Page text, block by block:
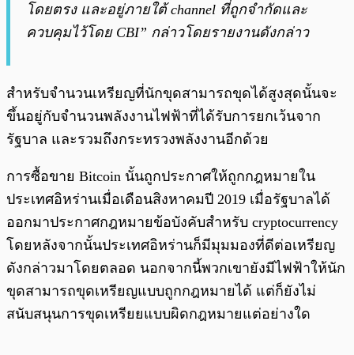
โดยตรง และอยู่ภายใต้ channel ที่ถูกจำกัดและ
ควบคุมไว้โดย CBI” กล่าวโดยรายงานดังกล่าว
สำหรับจำนวนเหรียญที่นักขุดสามารถขุดได้สูงสุดนั้นจะ
ขึ้นอยู่กับจำนวนพลังงานไฟฟ้าที่ได้รับการยกเว้นจาก
รัฐบาล และรวมถึงกระทรวงพลังงานอีกด้วย
การซื้อขาย Bitcoin นั้นถูกประกาศให้ถูกกฎหมายใน
ประเทศอิหร่านเมื่อเดือนสิงหาคมปี 2019 เมื่อรัฐบาลได้
ออกมาประกาศกฎหมายข้อบังคับสำหรับ cryptocurrency
โดยหลังจากนั้นประเทศอิหร่านก็มีมุมมองที่ดีต่อเหรียญ
ดังกล่าวมาโดยตลอด นอกจากนี้พวกเขายังมีไฟฟ้าให้นัก
ขุดสามารถขุดเหรียญแบบถูกกฎหมายได้ แต่ก็ยังไม่
สนับสนุนการขุดเหรียยแบบผิดกฎหมายแต่อย่างใด